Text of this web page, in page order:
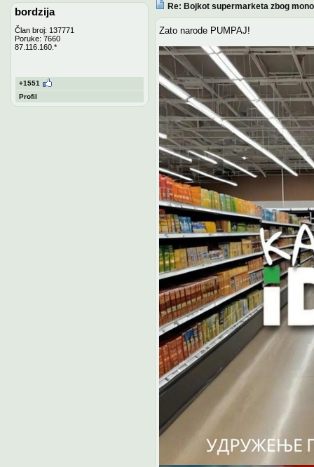
bordzija
Član broj: 137771
Poruke: 7660
87.116.160.*
+1551
Profil
Re: Bojkot supermarketa zbog
Zato narode PUMPAJ!